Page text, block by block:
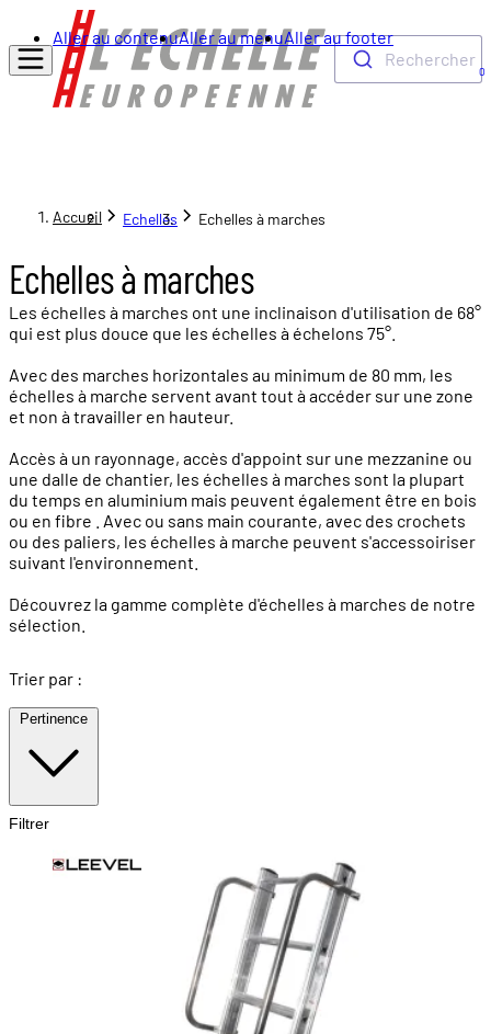
Aller au contenuAller au menuAller au footer
Rechercher
0
Accueil Echelles Echelles à marches
Echelles à marches
Les échelles à marches ont une inclinaison d'utilisation de 68°
qui est plus douce que les échelles à échelons 75°.
Avec des marches horizontales au minimum de 80 mm, les
échelles à marche servent avant tout à accéder sur une zone
et non à travailler en hauteur.
Accès à un rayonnage, accès d'appoint sur une mezzanine ou
une dalle de chantier, les échelles à marches sont la plupart
du temps en aluminium mais peuvent également être en bois
ou en fibre . Avec ou sans main courante, avec des crochets
ou des paliers, les échelles à marche peuvent s'accessoiriser
suivant l'environnement.
Découvrez la gamme complète d'échelles à marches de notre
sélection.
Trier par :
Pertinence
Filtrer